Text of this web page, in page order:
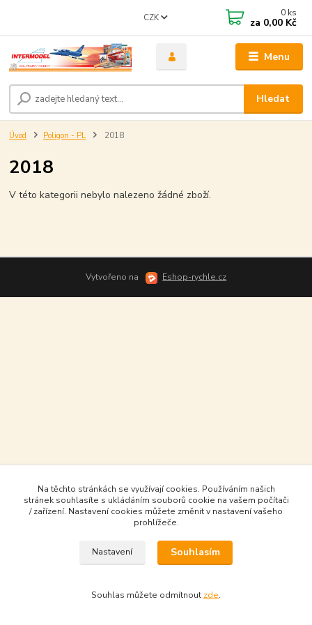
Menu
CZK
Hledat
0 ks
za 0,00 Kč
Úvod Poligon - PL 2018
2018
V této kategorii nebylo nalezeno žádné zboží.
Vytvořeno na Eshop-rychle.cz
Na těchto stránkách se využívají cookies. Používáním našich
stránek souhlasíte s ukládáním souborů cookie na vašem počítači
/ zařízení. Nastavení cookies můžete změnit v nastavení vašeho
prohlížeče.
Nastavení Souhlasím
Souhlas můžete odmítnout zde.